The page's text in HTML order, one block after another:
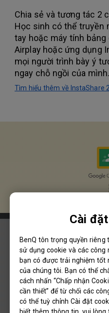
Cài
BenQ tôn trọng quyền riêng
sử dụng cookie và các
bạn có được trải nghiệm tốt
của chúng tôi. Bạn có thể
cách nhấn “Chấp nhận
cần thiết” để từ chối các
có thể tuỳ chỉnh Cài đặt
biết thêm thông tin, vui lòng
Chia sẻ và tương tác 2
Học sinh có thể truyền
tay hoặc máy tính
Airplay hoặc ứng dụng
mọi người trình bày ý
ngay chỗ ngồi của mình.
Tìm hiểu thêm về InstaShare 2